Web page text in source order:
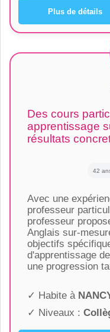
Plus de détails
Des cours
apprentissage
résultats
42
Avec une
professeur
professeur
Anglais sur-
objectifs
d'apprentissage
une progression
✓ Habite à
✓ Niveaux :